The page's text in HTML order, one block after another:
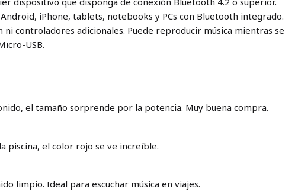
iPhone, tablets, notebooks y PCs con Bluetooth integrado.
ni controladores adicionales. Puede reproducir música mientras se
USB.
el tamaño sorprende por la potencia. Muy buena compra.
piscina, el color rojo se ve increíble.
limpio. Ideal para escuchar música en viajes.